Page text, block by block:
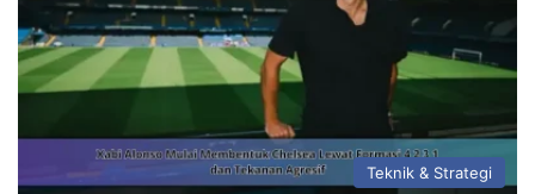
Teknik & Strategi